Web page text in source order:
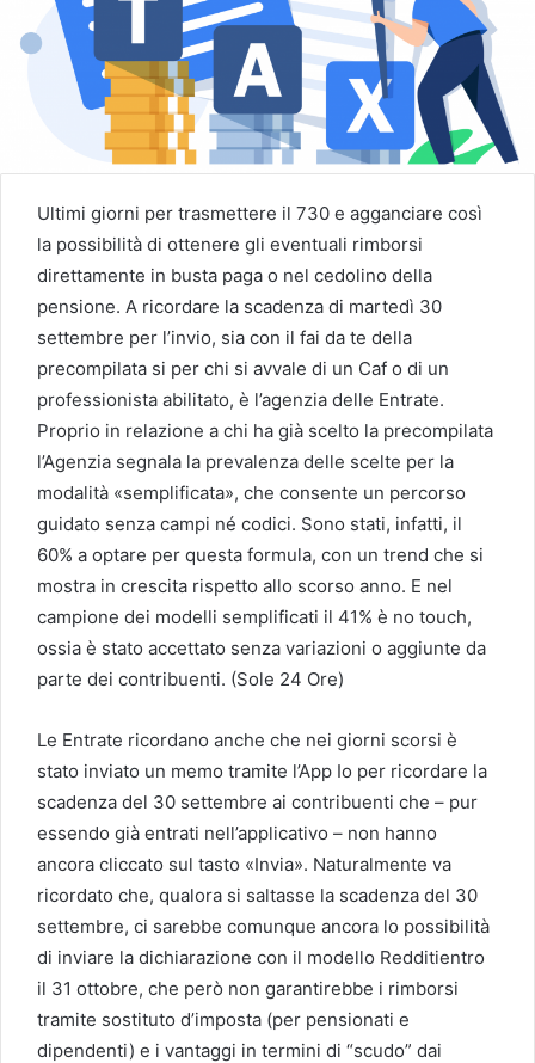
Ultimi giorni per trasmettere il 730 e agganciare così
la possibilità di ottenere gli eventuali rimborsi
direttamente in busta paga o nel cedolino della
pensione. A ricordare la scadenza di martedì 30
settembre per l’invio, sia con il fai da te della
precompilata si per chi si avvale di un Caf o di un
professionista abilitato, è l’agenzia delle Entrate.
Proprio in relazione a chi ha già scelto la precompilata
l’Agenzia segnala la prevalenza delle scelte per la
modalità «semplificata», che consente un percorso
guidato senza campi né codici. Sono stati, infatti, il
60% a optare per questa formula, con un trend che si
mostra in crescita rispetto allo scorso anno. E nel
campione dei modelli semplificati il 41% è no touch,
ossia è stato accettato senza variazioni o aggiunte da
parte dei contribuenti. (Sole 24 Ore)
Le Entrate ricordano anche che nei giorni scorsi è
stato inviato un memo tramite l’App Io per ricordare la
scadenza del 30 settembre ai contribuenti che – pur
essendo già entrati nell’applicativo – non hanno
ancora cliccato sul tasto «Invia». Naturalmente va
ricordato che, qualora si saltasse la scadenza del 30
settembre, ci sarebbe comunque ancora lo possibilità
di inviare la dichiarazione con il modello Redditientro
il 31 ottobre, che però non garantirebbe i rimborsi
tramite sostituto d’imposta (per pensionati e
dipendenti) e i vantaggi in termini di “scudo” dai